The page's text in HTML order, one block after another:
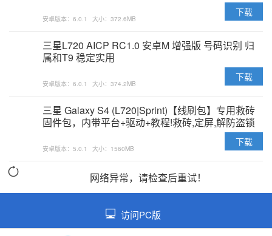
安卓版本：6.0.1 大小：372.6MB
下载
三星L720 AICP RC1.0 安卓M 增强版 号码识别 归
属和T9 稳定实用
安卓版本：6.0.1 大小：374.2MB
下载
三星 Galaxy S4 (L720|Sprint)【线刷包】专用救砖
固件包，内带平台+驱动+教程!救砖,定屏,解防盗锁
安卓版本：5.0.1 大小：1560MB
下载
网络异常，请检查后重试！
访问PC版